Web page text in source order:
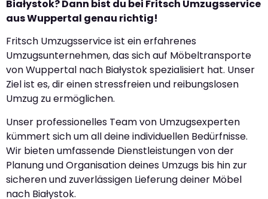
Białystok? Dann bist du bei Fritsch Umzugsservice
aus Wuppertal genau richtig!
Fritsch Umzugsservice ist ein erfahrenes
Umzugsunternehmen, das sich auf Möbeltransporte
von Wuppertal nach Białystok spezialisiert hat. Unser
Ziel ist es, dir einen stressfreien und reibungslosen
Umzug zu ermöglichen.
Unser professionelles Team von Umzugsexperten
kümmert sich um all deine individuellen Bedürfnisse.
Wir bieten umfassende Dienstleistungen von der
Planung und Organisation deines Umzugs bis hin zur
sicheren und zuverlässigen Lieferung deiner Möbel
nach Białystok.